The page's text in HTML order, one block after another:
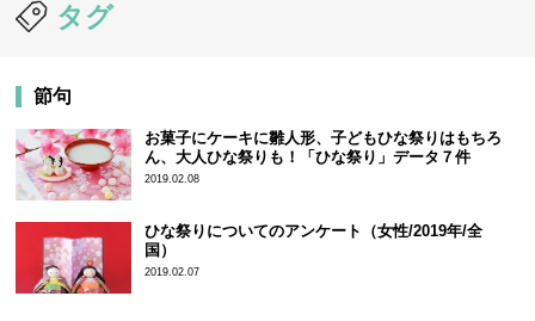
タグ
節句
お菓子にケーキに雛人形、子どもひな祭りはもちろ
ん、大人ひな祭りも！「ひな祭り」データ７件
2019.02.08
ひな祭りについてのアンケート（女性/2019年/全
国）
2019.02.07